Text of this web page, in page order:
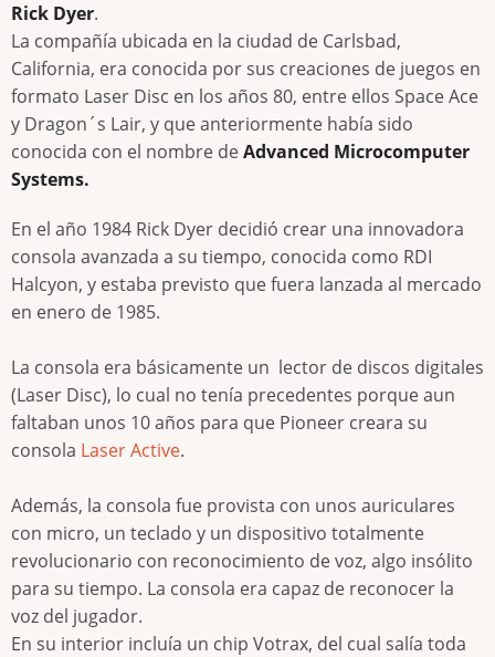
Rick Dyer.
La compañía ubicada en la ciudad de Carlsbad,
California, era conocida por sus creaciones de juegos en
formato Laser Disc en los años 80, entre ellos Space Ace
y Dragon´s Lair, y que anteriormente había sido
conocida con el nombre deAdvanced Microcomputer
Systems.
En el año 1984 Rick Dyer decidió crear una innovadora
consola avanzada a su tiempo, conocida como RDI
Halcyon, y estaba previsto que fuera lanzada al mercado
en enero de 1985.
La consola era básicamente un lector de discos digitales
(Laser Disc), lo cual no tenía precedentes porque aun
faltaban unos 10 años para que Pioneer creara su
consola Laser Active.
Además, la consola fue provista con unos auriculares
con micro, un teclado y un dispositivo totalmente
revolucionario con reconocimiento de voz, algo insólito
para su tiempo. La consola era capaz de reconocer la
voz del jugador.
En su interior incluía un chip Votrax, del cual salía toda